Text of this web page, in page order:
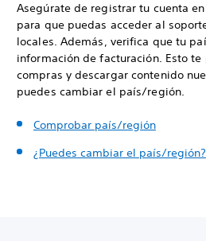
Asegúrate de registrar tu cuenta
para que puedas acceder al
locales. Además, verifica que tu
información de facturación. Esto
compras y descargar contenido
puedes cambiar el país/región.
Comprobar país/región
¿Puedes cambiar el país/región?